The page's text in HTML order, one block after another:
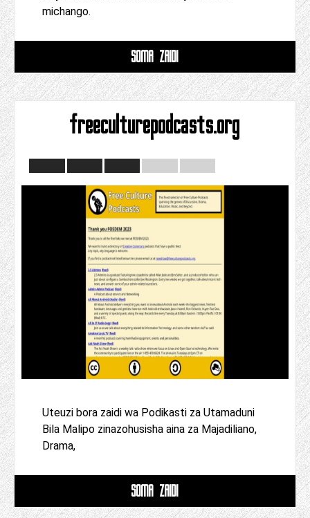
michango.
SOMA ZAIDI
freeculturepodcasts.org
Uteuzi bora zaidi wa Podikasti za Utamaduni
Bila Malipo zinazohusisha aina za Majadiliano,
Drama,
SOMA ZAIDI